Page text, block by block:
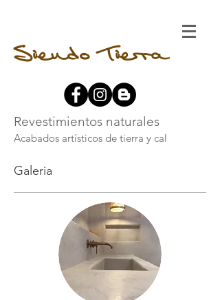
Siendo Tierra
Revestimientos naturales
Acabados artísticos de tierra y cal
Galeria